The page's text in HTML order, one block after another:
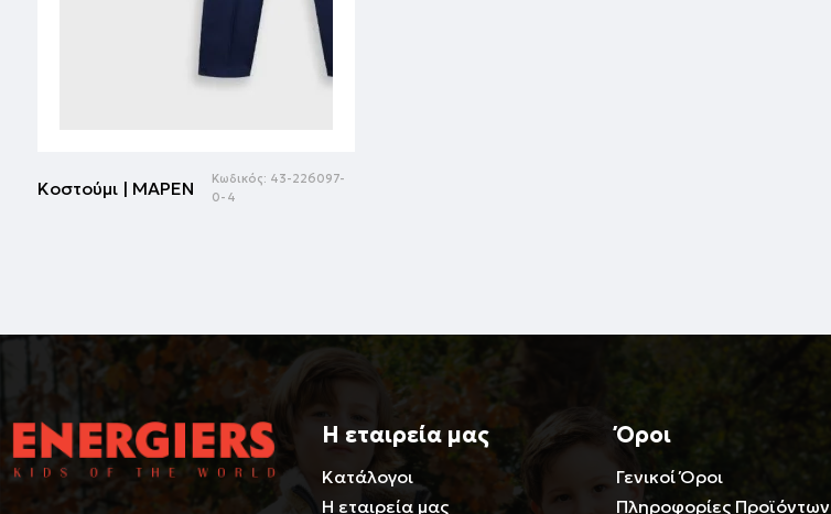
Κοστούμι | ΜΑΡΕΝ Κωδικός: 43-226097-
0-4
Η εταιρεία μας
Κατάλογοι
Η εταιρεία μας
Όροι
Γενικοί Όροι
Πληροφορίες Προϊόντων